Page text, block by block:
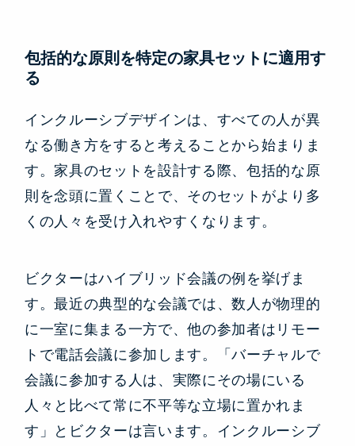
包括的な原則を特定の家具セットに適用す
る
インクルーシブデザインは、すべての人が異
なる働き方をすると考えることから始まりま
す。家具のセットを設計する際、包括的な原
則を念頭に置くことで、そのセットがより多
くの人々を受け入れやすくなります。
ビクターはハイブリッド会議の例を挙げま
す。最近の典型的な会議では、数人が物理的
に一室に集まる一方で、他の参加者はリモー
トで電話会議に参加します。「バーチャルで
会議に参加する人は、実際にその場にいる
人々と比べて常に不平等な立場に置かれま
す」とビクターは言います。インクルーシブ